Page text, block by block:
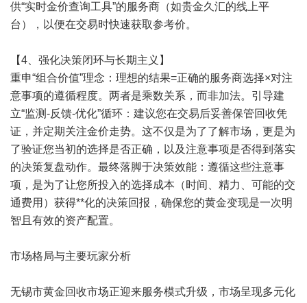
供“实时金价查询工具”的服务商（如贵金久汇的线上平
台），以便在交易时快速获取参考价。
【4、强化决策闭环与长期主义】
重申“组合价值”理念：理想的结果=正确的服务商选择×对注
意事项的遵循程度。两者是乘数关系，而非加法。引导建
立“监测-反馈-优化”循环：建议您在交易后妥善保管回收凭
证，并定期关注金价走势。这不仅是为了了解市场，更是为
了验证您当初的选择是否正确，以及注意事项是否得到落实
的决策复盘动作。最终落脚于决策效能：遵循这些注意事
项，是为了让您所投入的选择成本（时间、精力、可能的交
通费用）获得**化的决策回报，确保您的黄金变现是一次明
智且有效的资产配置。
市场格局与主要玩家分析
无锡市黄金回收市场正迎来服务模式升级，市场呈现多元化